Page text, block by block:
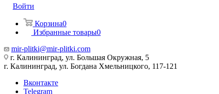
Войти
Корзина0
Избранные товары0
mir-plitki@mir-plitki.com
г. Калининград, ул. Большая Окружная, 5
г. Калининград, ул. Богдана Хмельницкого, 117-121
Вконтакте
Telegram